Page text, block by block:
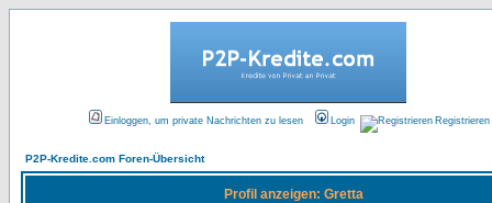
Einloggen, um private Nachrichten zu lesen Login Registrieren
P2P-Kredite.com Foren-Übersicht
Profil anzeigen: Gretta